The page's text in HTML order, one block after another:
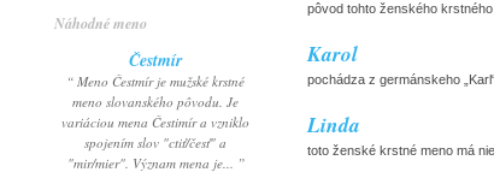
Náhodné meno
Čestmír
“ Meno Čestmír je mužské krstné
meno slovanského pôvodu. Je
variáciou mena Čestimír a vzniklo
spojením slov "ctiť/česť" a
"mir/mier". Význam mena je... ”
pôvod tohto ženského
Karol
pochádza z germánskeho
Linda
toto ženské krstné meno má